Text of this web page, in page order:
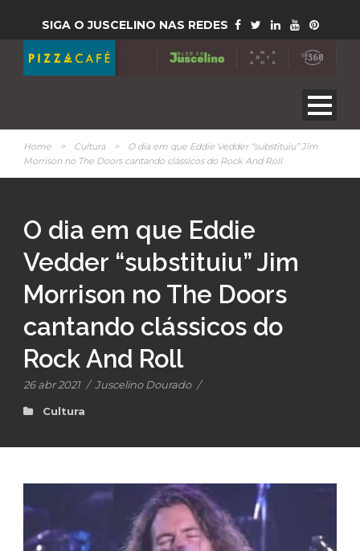
SIGA O JUSCELINO NAS REDES
Home > Cultura >
O dia em que Eddie Vedder “substituiu” Jim
Morrison no The Doors cantando clássicos do Rock And Roll
O dia em que Eddie
Vedder “substituiu” Jim
Morrison no The Doors
cantando clássicos do
Rock And Roll
26 abr 2021 / Juscelino Dourado /
Cultura